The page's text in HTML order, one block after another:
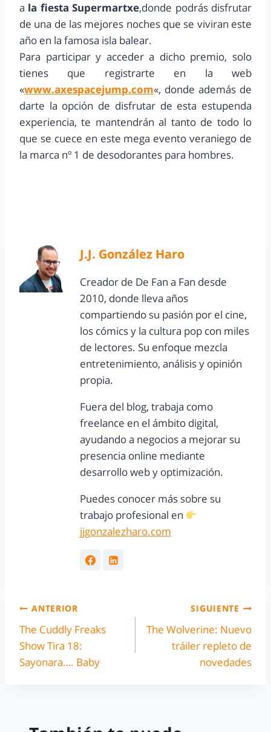
a la fiesta Supermartxe,donde podrás disfrutar
de una de las mejores noches que se viviran este
año en la famosa isla balear.
Para participar y acceder a dicho premio, solo
tienes que registrarte en la web
«www.axespacejump.com«, donde además de
darte la opción de disfrutar de esta estupenda
experiencia, te mantendrán al tanto de todo lo
que se cuece en este mega evento veraniego de
la marca nº 1 de desodorantes para hombres.
J.J. González Haro
Creador de De Fan a Fan desde
2010, donde lleva años
compartiendo su pasión por el cine,
los cómics y la cultura pop con miles
de lectores. Su enfoque mezcla
entretenimiento, análisis y opinión
propia.
Fuera del blog, trabaja como
freelance en el ámbito digital,
ayudando a negocios a mejorar su
presencia online mediante
desarrollo web y optimización.
Puedes conocer más sobre su
trabajo profesional en
jjgonzalezharo.com
ANTERIOR
The Cuddly Freaks
Show Tira 18:
Sayonara…. Baby
SIGUIENTE
The Wolverine: Nuevo
tráiler repleto de
novedades